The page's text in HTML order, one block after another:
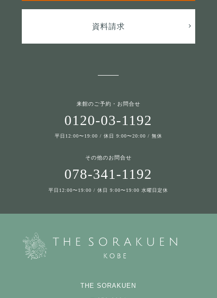
資料請求
来館のご予約・お問合せ
0120-03-1192
平日12:00〜19:00 / 休日 9:00〜20:00 / 無休
その他のお問合せ
078-341-1192
平日12:00〜19:00 / 休日 9:00〜19:00 水曜日定休
THE SORAKUEN